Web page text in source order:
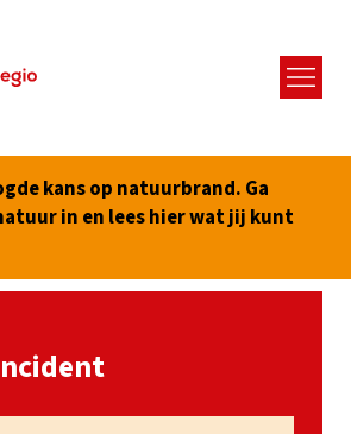
Menu
kans op natuurbrand. Ga
in en lees hier wat jij kunt